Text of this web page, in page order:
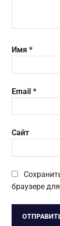
Имя *
Email *
Сайт
браузере